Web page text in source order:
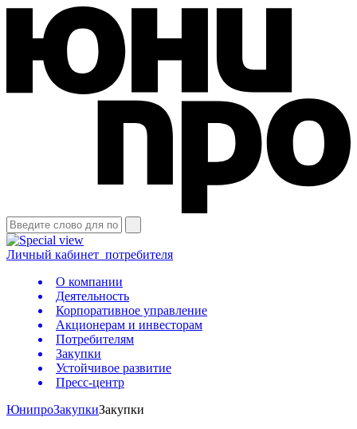
Личный кабинет потребителя
О компании
Деятельность
Корпоративное управление
Акционерам и инвесторам
Потребителям
Закупки
Устойчивое развитие
Пресс-центр
ЮнипроЗакупкиЗакупки